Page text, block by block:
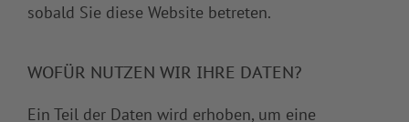
sobald Sie diese Website betreten.
WOFÜR NUTZEN WIR IHRE DATEN?
Ein Teil der Daten wird erhoben, um eine